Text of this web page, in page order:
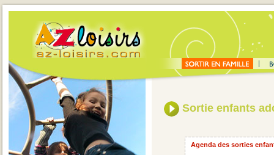
Sortie enfants
Agenda des sorties